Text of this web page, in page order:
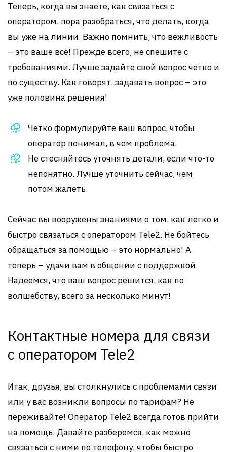
Теперь, когда вы знаете, как связаться с
оператором, пора разобраться, что делать, когда
вы уже на линии. Важно помнить, что вежливость
– это ваше всё! Прежде всего, не спешите с
требованиями. Лучше задайте свой вопрос чётко и
по существу. Как говорят, задавать вопрос – это
уже половина решения!
Четко формулируйте ваш вопрос, чтобы
оператор понимал, в чем проблема.
Не стесняйтесь уточнять детали, если что-то
непонятно. Лучше уточнить сейчас, чем
потом жалеть.
Сейчас вы вооружены знаниями о том, как легко и
быстро связаться с оператором Tele2. Не бойтесь
обращаться за помощью – это нормально! А
теперь – удачи вам в общении с поддержкой.
Надеемся, что ваш вопрос решится, как по
волшебству, всего за несколько минут!
Контактные номера для связи
с оператором Tele2
Итак, друзья, вы столкнулись с проблемами связи
или у вас возникли вопросы по тарифам? Не
переживайте! Оператор Tele2 всегда готов прийти
на помощь. Давайте разберемся, как можно
связаться с ними по телефону, чтобы быстро